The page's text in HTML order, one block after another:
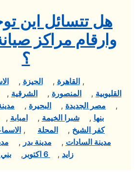
هل تتسائل اين
وارقام مراكز
؟
القاهرة ,الجيزة ,
,
القليوبية , المنصورة , الشرقية ,
, مصر الجديدة , البحيرة ,
بنها ,شبرا الخيمة ,امبابة
كفر الشيخ , المحلة ,
مدينة السادات , مدينة بدر ,
زايد ,
,